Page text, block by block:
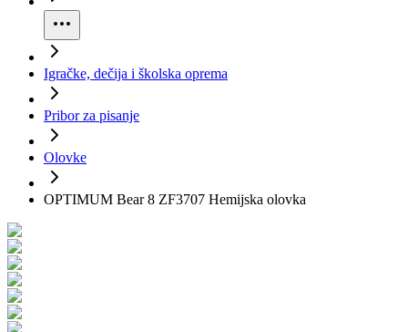
Igračke, dečija i školska oprema
Pribor za pisanje
Olovke
OPTIMUM Bear 8 ZF3707 Hemijska olovka